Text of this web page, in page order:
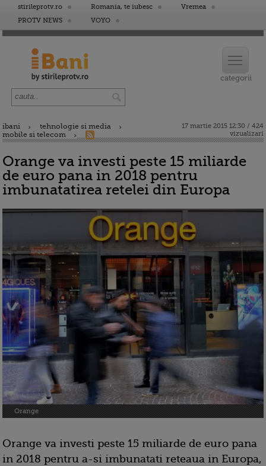
stirileprotv.ro Romania, te iubesc
Vremea
PROTV NEWS
VOYO
ibani
tehnologie si media
mobile si telecom
17 martie 2015 12:30 / 424
vizualizari
Orange va investi peste 15 miliarde
de euro pana in 2018 pentru
imbunatatirea retelei din Europa
Orange
Orange va investi peste 15 miliarde de euro pana
in 2018 pentru a-si imbunatati reteaua in Europa,